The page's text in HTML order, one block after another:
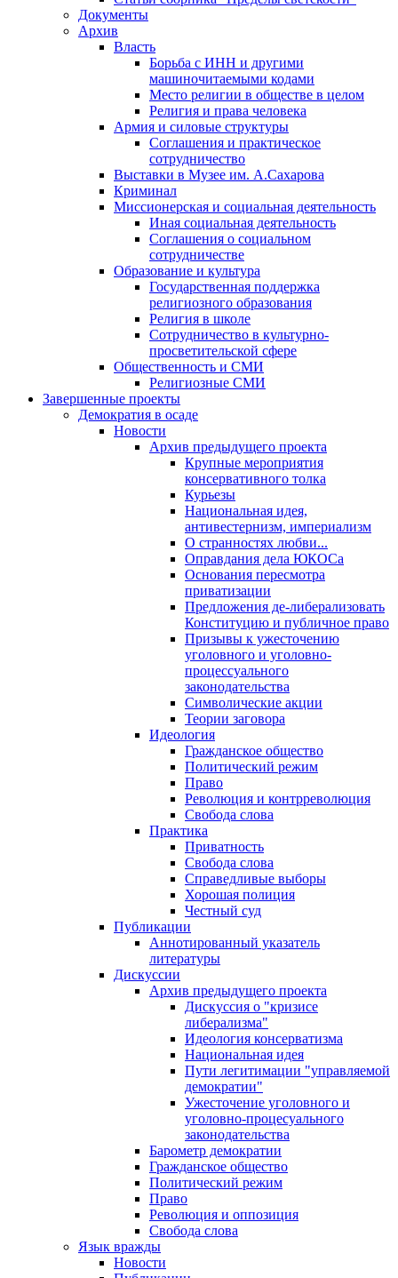
Документы
Архив
Власть
Борьба с ИНН и другими
машиночитаемыми кодами
Место религии в обществе в целом
Религия и права человека
Армия и силовые структуры
Соглашения и практическое
сотрудничество
Выставки в Музее им. А.Сахарова
Криминал
Миссионерская и социальная деятельность
Иная социальная деятельность
Соглашения о социальном
сотрудничестве
Образование и культура
Государственная поддержка
религиозного образования
Религия в школе
Сотрудничество в культурно-
просветительской сфере
Общественность и СМИ
Религиозные СМИ
Завершенные проекты
Демократия в осаде
Новости
Архив предыдущего проекта
Крупные мероприятия
консервативного толка
Курьезы
Национальная идея,
антивестернизм, империализм
О странностях любви...
Оправдания дела ЮКОСа
Основания пересмотра
приватизации
Предложения де-либерализовать
Конституцию и публичное право
Призывы к ужесточению
уголовного и уголовно-
процессуального
законодательства
Символические акции
Теории заговора
Идеология
Гражданское общество
Политический режим
Право
Революция и контрреволюция
Свобода слова
Практика
Приватность
Свобода слова
Справедливые выборы
Хорошая полиция
Честный суд
Публикации
Аннотированный указатель
литературы
Дискуссии
Архив предыдущего проекта
Дискуссия о "кризисе
либерализма"
Идеология консерватизма
Национальная идея
Пути легитимации "управляемой
демократии"
Ужесточение уголовного и
уголовно-процесуального
законодательства
Барометр демократии
Гражданское общество
Политический режим
Право
Революция и оппозиция
Свобода слова
Язык вражды
Новости